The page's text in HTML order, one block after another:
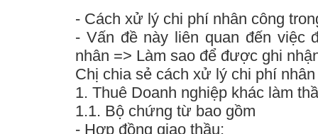
- Cách xử lý chi phí nhân công
- Vấn đề này liên quan đến việc
nhân => Làm sao để được ghi
Chị chia sẻ cách xử lý chi phí
1. Thuê Doanh nghiệp khác làm
1.1. Bộ chứng từ bao gồm
- Hợp đồng giao thầu;